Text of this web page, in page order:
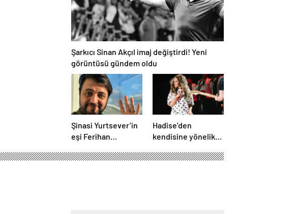
Şarkıcı Sinan Akçıl imaj değiştirdi! Yeni
görüntüsü gündem oldu
Şinasi Yurtsever’in
eşi Ferihan
sonra paylaşım
Hadise’den
kendisine yönelik
yanıt